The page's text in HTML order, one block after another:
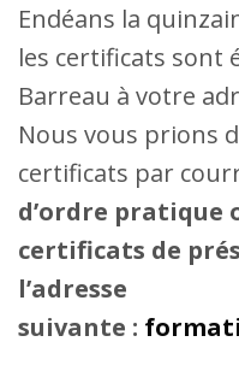
Endéans la
les certificats sont
Barreau à votre
Nous vous prions
certificats par
d’ordre pratique
certificats de
l’adresse
suivante :